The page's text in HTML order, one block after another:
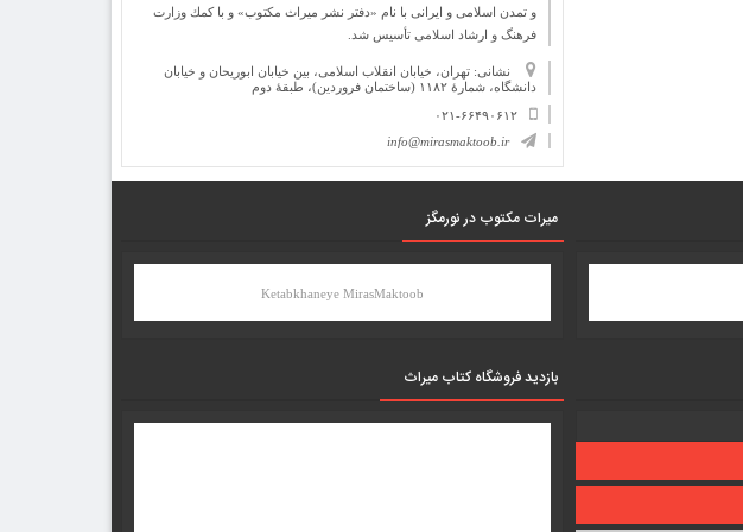
و تمدن اسلامی و ایرانی با نام «دفتر نشر میراث مكتوب» و با كمك وزارت
فرهنگ و ارشاد اسلامی تأسیس شد.
نشانی: تهران، خیابان انقلاب اسلامی، بین خیابان ابوریحان و خیابان
دانشگاه، شمارۀ ۱۱۸۲ (ساختمان فروردین)، طبقۀ دوم
۰۲۱-۶۶۴۹۰۶۱۲
info@mirasmaktoob.ir
میرات مکتوب در نورمگز
Ketabkhaneye MirasMaktoob
بازدید فروشگاه کتاب میراث